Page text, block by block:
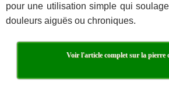
pour une utilisation simple qui
douleurs aiguës ou chroniques.
Voir l'article complet sur la pierre